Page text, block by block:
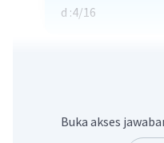
d :4/16
Buka akses